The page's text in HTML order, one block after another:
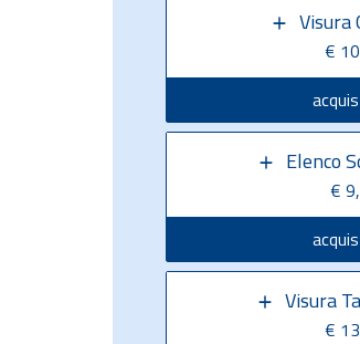
Visura
€
Elenco
€
Visura
€